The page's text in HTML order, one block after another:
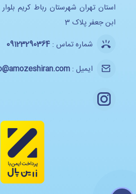
استان تهران شهرستان رباط کریم
ابن جعفر پلاک 3
شماره تماس :09123290364
ایمیل :